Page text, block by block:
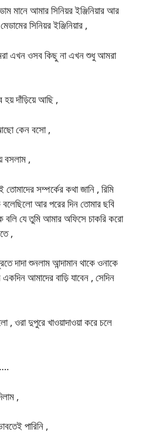
মানে আমার সিনিয়র ইঞ্জিনিয়ার আর
সিনিয়র ইঞ্জিনিয়ার ,
এখন ওসব কিছু না এখন শুধু আমরা
দাঁড়িয়ে আছি ,
কেন বসো ,
বসলাম ,
সম্পর্কের কথা জানি , রিমি
আর পরের দিন তোমার ছবি
বলি যে তুমি আমার অফিসে চাকরি করো
,
দাদা শুনলাম আন্দামান থাকে ওনাকে
আমাদের বাড়ি যাবেন , সেদিন
, ওরা দুপুরে খাওয়াদাওয়া করে চলে
,
পারিনি ,